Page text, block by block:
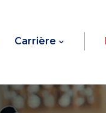
Carrière